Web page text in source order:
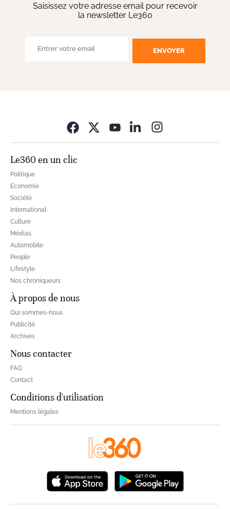
Saisissez votre adresse email pour recevoir
la newsletter Le360
ENVOYER
Le360 en un clic
Politique
Economie
Société
International
Culture
Médias
Automobile
People
Lifestyle
Nos chroniqueurs
À propos de nous
Qui sommes-nous
Publicité
Archives
Nous contacter
FAQ
Contact
Conditions d'utilisation
Mentions légales